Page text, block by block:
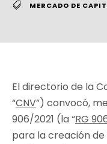
MERCADO DE
El directorio de la
“CNV”) convocó,
906/2021 (la “RG
para la creación